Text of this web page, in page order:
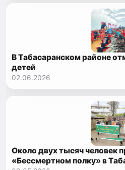
В Табасаранском районе
детей
02.06.2026
Около двух тысяч человек
«Бессмертном полку» в